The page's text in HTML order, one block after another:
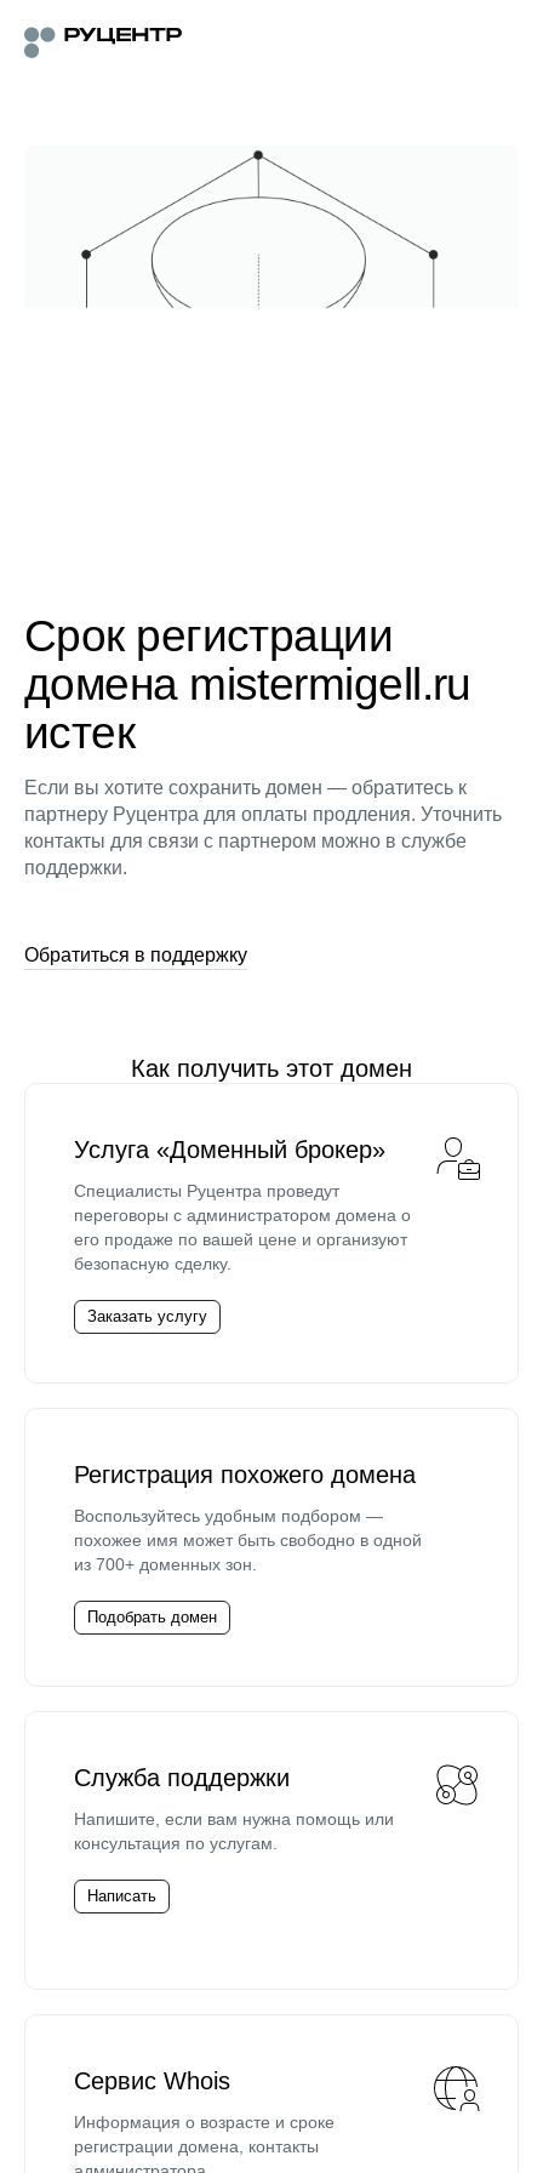
Срок регистрации
домена mistermigell.ru
истек
Если вы хотите сохранить домен — обратитесь к
партнеру Руцентра для оплаты продления. Уточнить
контакты для связи с партнером можно в службе
поддержки.
Обратиться в поддержку
Как получить этот домен
Услуга «Доменный брокер»
Специалисты Руцентра проведут
переговоры с администратором домена о
его продаже по вашей цене и организуют
безопасную сделку.
Заказать услугу
Регистрация похожего домена
Воспользуйтесь удобным подбором —
похожее имя может быть свободно в одной
из 700+ доменных зон.
Подобрать домен
Служба поддержки
Напишите, если вам нужна помощь или
консультация по услугам.
Написать
Сервис Whois
Информация о возрасте и сроке
регистрации домена, контакты